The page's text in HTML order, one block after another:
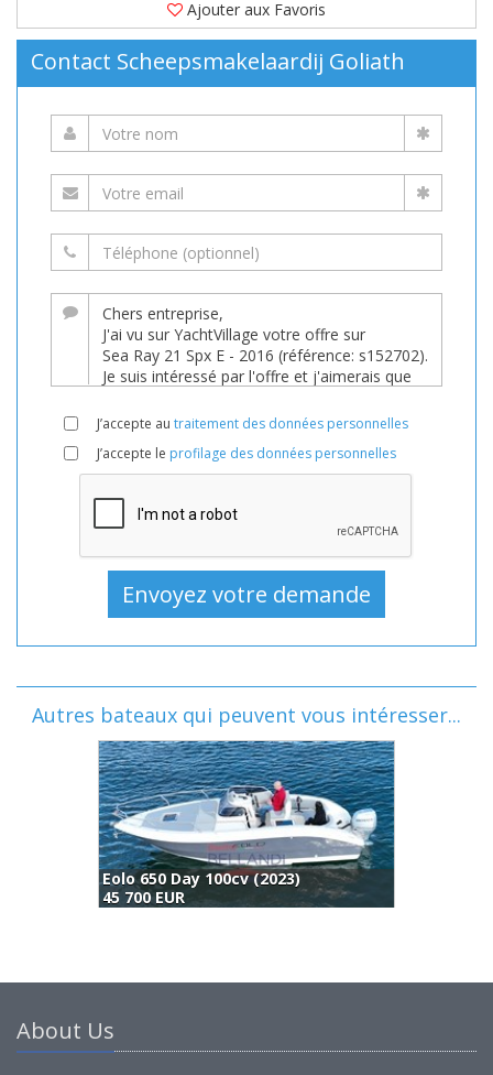
Ajouter aux Favoris
Contact Scheepsmakelaardij Goliath
J’accepte au traitement des données personnelles
J’accepte le profilage des données personnelles
Autres bateaux qui peuvent vous intéresser...
Eolo 650 Day 100cv (2023)
45 700 EUR
About Us